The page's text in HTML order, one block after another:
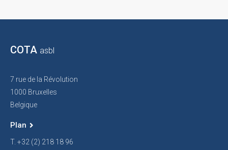
COTA asbl
7 rue de la Révolution
1000 Bruxelles
Belgique
Plan
T. +32 (2) 218 18 96